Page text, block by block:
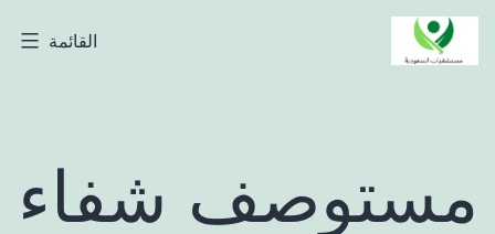
التخطي
مستشفيات
القائمة
مستوصف شفاء